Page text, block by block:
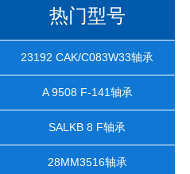
热门型号
23192 CAK/C083W33轴承
A 9508 F-141轴承
SALKB 8 F轴承
28MM3516轴承